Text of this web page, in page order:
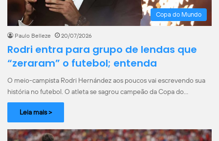
Copa do Mundo
Paulo Belleze 20/07/2026
Rodri entra para grupo de lendas que
“zeraram” o futebol; entenda
O meio-campista Rodri Hernández aos poucos vai escrevendo sua
história no futebol. O atleta se sagrou campeão da Copa do…
Leia mais >